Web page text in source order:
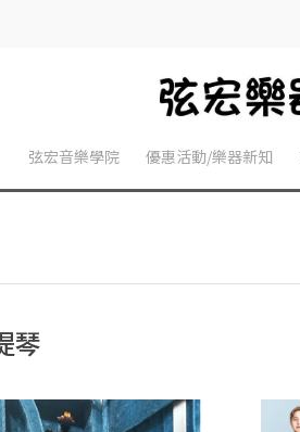
弦宏音樂學院 優惠活動/樂器新知
琴